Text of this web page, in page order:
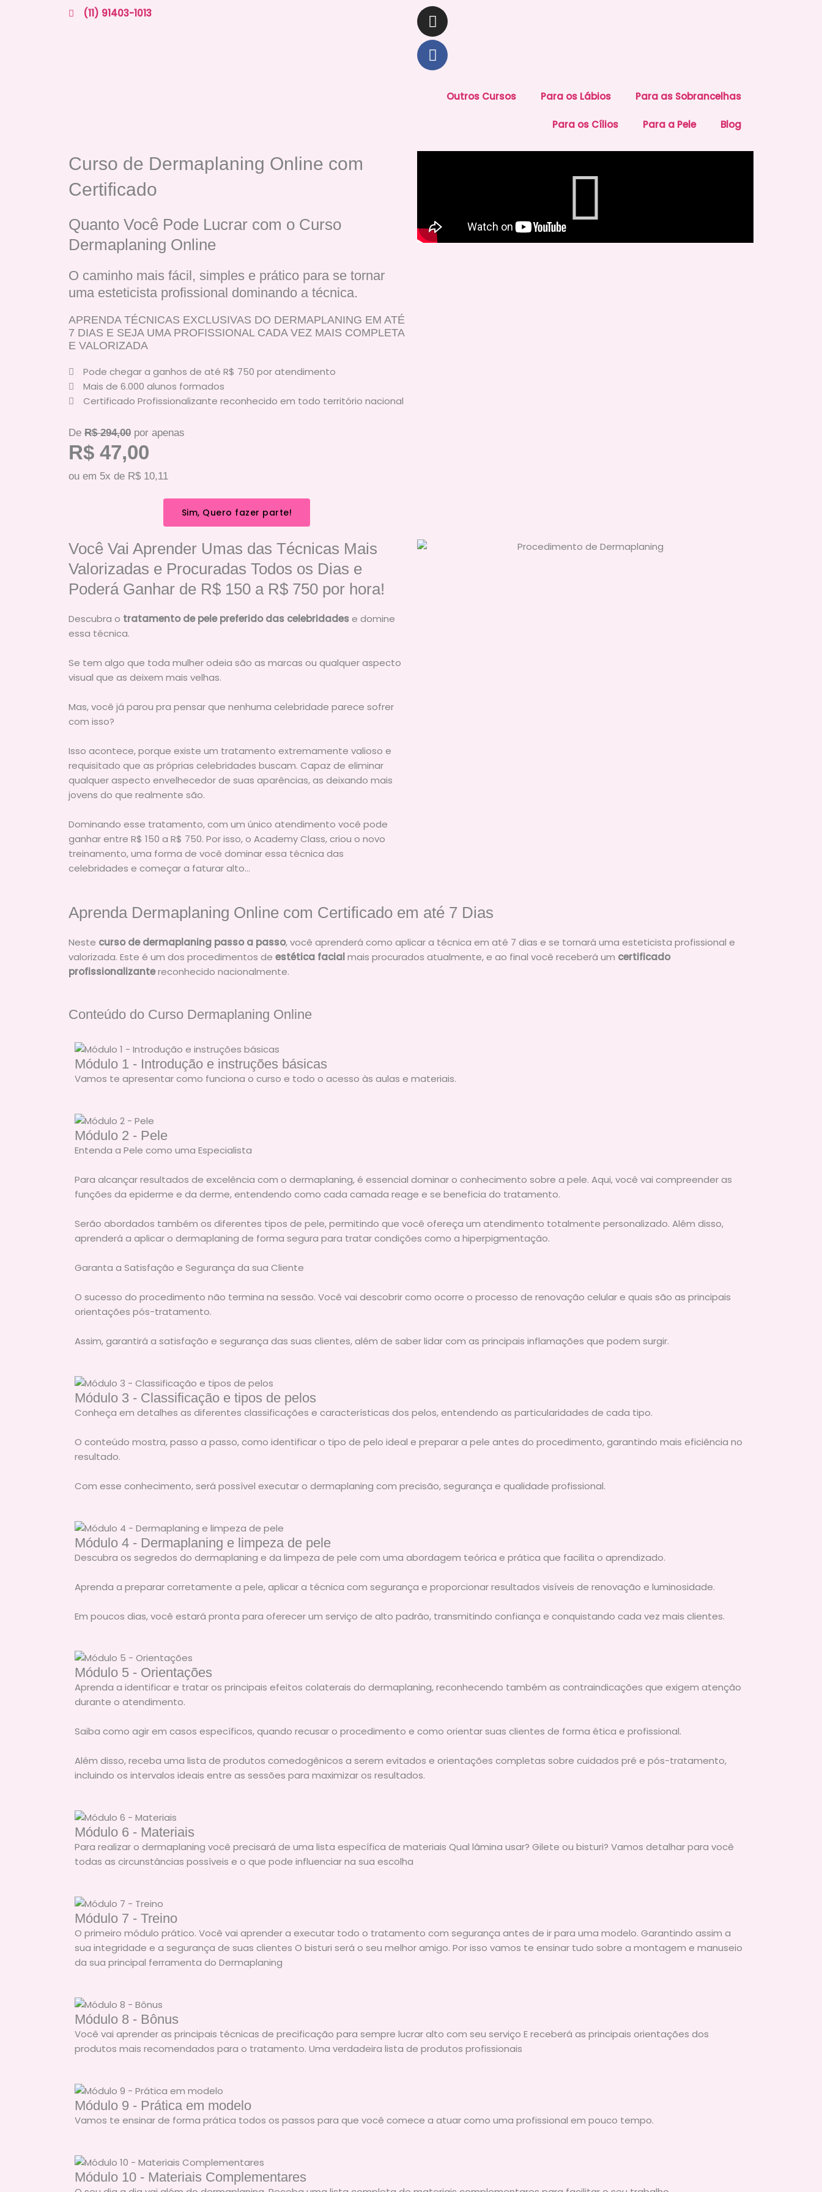
(11) 91403-1013 Instagram
Facebook
Outros Cursos Para os Lábios Para as Sobrancelhas
Para os Cílios Para a Pele Blog
Curso de Dermaplaning Online com
Certificado
Quanto Você Pode Lucrar com o Curso
Dermaplaning Online
O caminho mais fácil, simples e prático para se tornar
uma esteticista profissional dominando a técnica.
APRENDA TÉCNICAS EXCLUSIVAS DO DERMAPLANING EM ATÉ
7 DIAS E SEJA UMA PROFISSIONAL CADA VEZ MAIS COMPLETA
E VALORIZADA
Pode chegar a ganhos de até R$ 750 por atendimento
Mais de 6.000 alunos formados
Certificado Profissionalizante reconhecido em todo território nacional
De R$ 294,00 por apenas
R$ 47,00
ou em 5x de R$ 10,11
Sim, Quero fazer parte!
Você Vai Aprender Umas das Técnicas Mais
Valorizadas e Procuradas Todos os Dias e
Poderá Ganhar de R$ 150 a R$ 750 por hora!
Descubra o tratamento de pele preferido das celebridadese domine
essa técnica.
Se tem algo que toda mulher odeia são as marcas ou qualquer aspecto
visual que as deixem mais velhas.
Mas, você já parou pra pensar que nenhuma celebridade parece sofrer
com isso?
Isso acontece, porque existe um tratamento extremamente valioso e
requisitado que as próprias celebridades buscam. Capaz de eliminar
qualquer aspecto envelhecedor de suas aparências, as deixando mais
jovens do que realmente são.
Dominando esse tratamento, com um único atendimento você pode
ganhar entre R$ 150 a R$ 750. Por isso, o Academy Class, criou o novo
treinamento, uma forma de você dominar essa técnica das
celebridades e começar a faturar alto…
Aprenda Dermaplaning Online com Certificado em até 7 Dias
Neste curso de dermaplaning passo a passo, você aprenderá como aplicar a técnica em até 7 dias e se tornará uma esteticista profissional e
valorizada. Este é um dos procedimentos de estética facial mais procurados atualmente, e ao final você receberá um certificado
profissionalizantereconhecido nacionalmente.
Conteúdo do Curso Dermaplaning Online
Módulo 1 - Introdução e instruções básicas
Vamos te apresentar como funciona o curso e todo o acesso às aulas e materiais.
Módulo 2 - Pele
Entenda a Pele como uma Especialista
Para alcançar resultados de excelência com o dermaplaning, é essencial dominar o conhecimento sobre a pele. Aqui, você vai compreender as
funções da epiderme e da derme, entendendo como cada camada reage e se beneficia do tratamento.
Serão abordados também os diferentes tipos de pele, permitindo que você ofereça um atendimento totalmente personalizado. Além disso,
aprenderá a aplicar o dermaplaning de forma segura para tratar condições como a hiperpigmentação.
Garanta a Satisfação e Segurança da sua Cliente
O sucesso do procedimento não termina na sessão. Você vai descobrir como ocorre o processo de renovação celular e quais são as principais
orientações pós-tratamento.
Assim, garantirá a satisfação e segurança das suas clientes, além de saber lidar com as principais inflamações que podem surgir.
Módulo 3 - Classificação e tipos de pelos
Conheça em detalhes as diferentes classificações e características dos pelos, entendendo as particularidades de cada tipo.
O conteúdo mostra, passo a passo, como identificar o tipo de pelo ideal e preparar a pele antes do procedimento, garantindo mais eficiência no
resultado.
Com esse conhecimento, será possível executar o dermaplaning com precisão, segurança e qualidade profissional.
Módulo 4 - Dermaplaning e limpeza de pele
Descubra os segredos do dermaplaning e da limpeza de pele com uma abordagem teórica e prática que facilita o aprendizado.
Aprenda a preparar corretamente a pele, aplicar a técnica com segurança e proporcionar resultados visíveis de renovação e luminosidade.
Em poucos dias, você estará pronta para oferecer um serviço de alto padrão, transmitindo confiança e conquistando cada vez mais clientes.
Módulo 5 - Orientações
Aprenda a identificar e tratar os principais efeitos colaterais do dermaplaning, reconhecendo também as contraindicações que exigem atenção
durante o atendimento.
Saiba como agir em casos específicos, quando recusar o procedimento e como orientar suas clientes de forma ética e profissional.
Além disso, receba uma lista de produtos comedogênicos a serem evitados e orientações completas sobre cuidados pré e pós-tratamento,
incluindo os intervalos ideais entre as sessões para maximizar os resultados.
Módulo 6 - Materiais
Para realizar o dermaplaning você precisará de uma lista específica de materiais Qual lâmina usar? Gilete ou bisturi? Vamos detalhar para você
todas as circunstâncias possíveis e o que pode influenciar na sua escolha
Módulo 7 - Treino
O primeiro módulo prático. Você vai aprender a executar todo o tratamento com segurança antes de ir para uma modelo. Garantindo assim a
sua integridade e a segurança de suas clientes O bisturi será o seu melhor amigo. Por isso vamos te ensinar tudo sobre a montagem e manuseio
da sua principal ferramenta do Dermaplaning
Módulo 8 - Bônus
Você vai aprender as principais técnicas de precificação para sempre lucrar alto com seu serviço E receberá as principais orientações dos
produtos mais recomendados para o tratamento. Uma verdadeira lista de produtos profissionais
Módulo 9 - Prática em modelo
Vamos te ensinar de forma prática todos os passos para que você comece a atuar como uma profissional em pouco tempo.
Módulo 10 - Materiais Complementares